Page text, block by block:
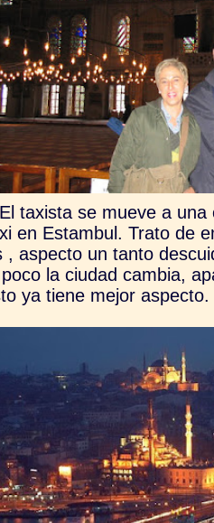
taxista se mueve a
en Estambul. Trato de
, aspecto un tanto
la ciudad cambia,
ya tiene mejor aspecto.